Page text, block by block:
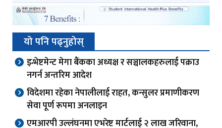
यो पनि पढ्नुहोस्
इन्भेष्टमेन्ट मेगा बैंकका अध्यक्ष र सञ्चालकहरुलाई पक्राउ
नगर्न अन्तरिम आदेश
विदेशमा रहेका नेपालीलाई राहत, कन्सुलर प्रमाणीकरण
सेवा पूर्ण रूपमा अनलाइन
एमआरपी उल्लंघनमा एभरेष्ट मार्टलाई २ लाख जरिवाना,